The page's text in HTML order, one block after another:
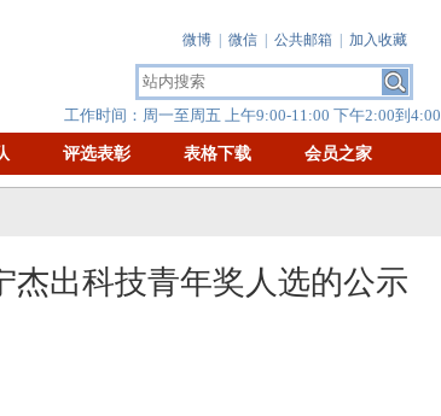
工作时间：周一至周五 上午9:00-11:00 下午2:00到4:00
微博 微信 公共邮箱 加入收藏
评选表彰 表格下载 会员之家
杰出科技青年奖人选的公示